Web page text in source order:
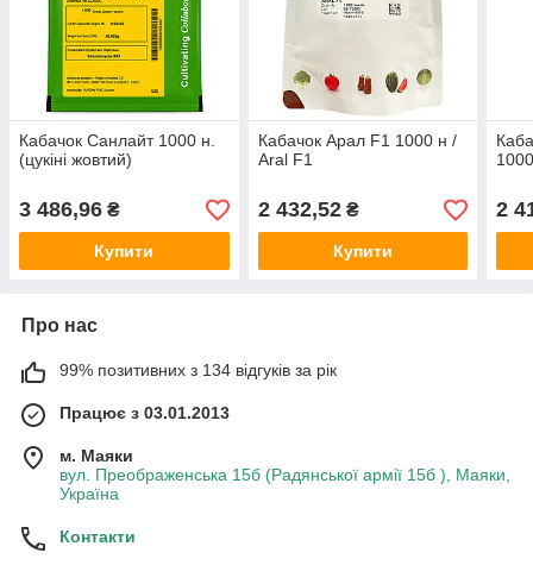
Кабачок Санлайт 1000 н.
(цукіні жовтий)
3 486,96 ₴
Купити
Кабачок Арал F1 1000 н /
Aral F1
2 432,52₴
Купити
2
Про нас
99% позитивних з 134 відгуків за рік
Працює з 03.01.2013
м. Маяки
вул. Преображенська 15б (Радянської армії 15б ), Маяки,
Україна
Контакти